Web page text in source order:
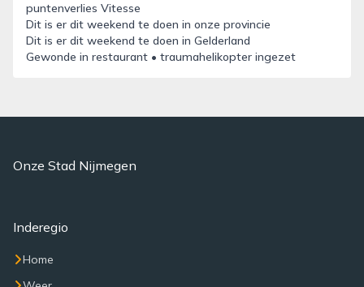
puntenverlies Vitesse
Dit is er dit weekend te doen in onze provincie
Dit is er dit weekend te doen in Gelderland
Gewonde in restaurant • traumahelikopter ingezet
Onze Stad Nijmegen
Inderegio
Home